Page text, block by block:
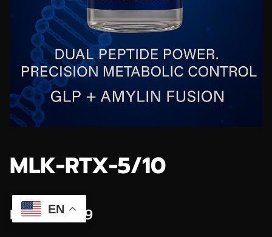
MLK-RTX-5/10
From $84.99
EN